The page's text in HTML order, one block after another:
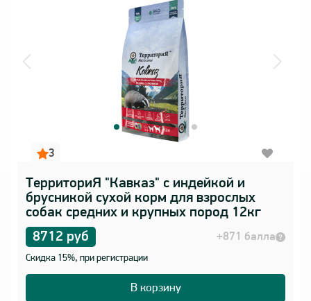
3
ТерриториЯ "Кавказ" с индейкой и
брусникой сухой корм для взрослых
собак средних и крупных пород 12кг
8712 руб
+871 балла
Скидка 15%, при регистрации
В корзину